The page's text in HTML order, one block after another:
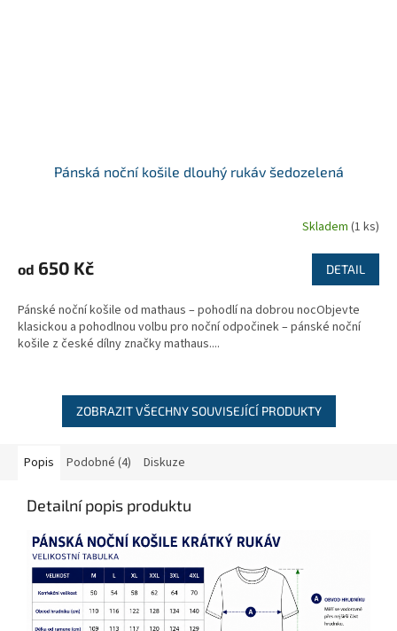
Pánská noční košile dlouhý rukáv šedozelená
Skladem (1 ks)
od 650 Kč DETAIL
Pánské noční košile od mathaus – pohodlí na dobrou nocObjevte
klasickou a pohodlnou volbu pro noční odpočinek – pánské noční
košile z české dílny značky mathaus....
ZOBRAZIT VŠECHNY SOUVISEJÍCÍ PRODUKTY
Popis Podobné (4) Diskuze
Detailní popis produktu